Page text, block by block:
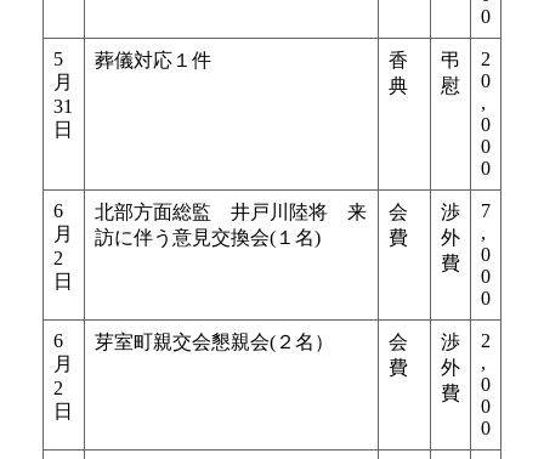
0
5
月
31
日
葬儀対応１件
香
典
弔
慰
2
0
,
0
0
0
6
月
2
日
北部方面総監 井戸川陸将 来
訪に伴う意見交換会(１名)
会
費
渉
外
費
7
,
0
0
0
6
月
2
日
芽室町親交会懇親会(２名）
会
費
渉
外
費
2
,
0
0
0